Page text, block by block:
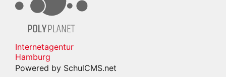
Internetagentur
Hamburg
Powered by SchulCMS.net